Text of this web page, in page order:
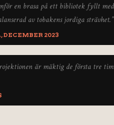
en brasa på ett bibliotek fyllt
av tobakens jordiga strävhet.”
, DECEMBER 2023
är mäktig de första tre